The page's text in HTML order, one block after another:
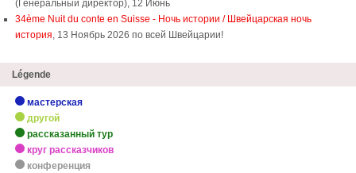
(Генеральный директор), 12 Июнь
34ème Nuit du conte en Suisse - Ночь истории / Швейцарская ночь
история, 13 Ноябрь 2026 по всей Швейцарии!
Légende
мастерская
другой
рассказанный тур
круг рассказчиков
конференция